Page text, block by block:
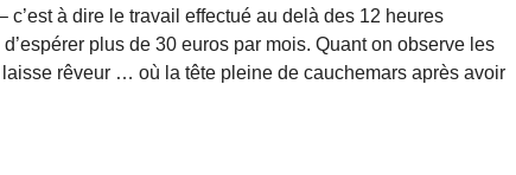
à dire le travail effectué au delà des 12 heures
plus de 30 euros par mois. Quant on observe les
rêveur … où la tête pleine de cauchemars après avoir